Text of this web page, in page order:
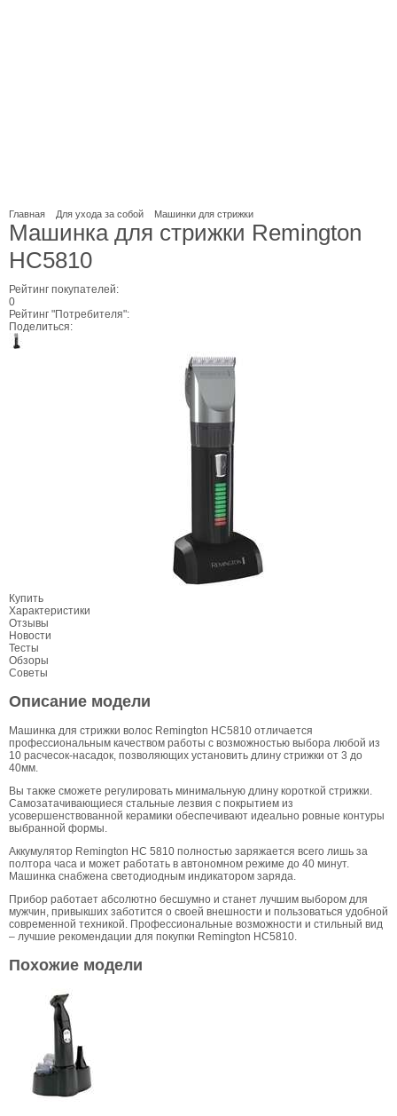
Главная Для ухода за собой Машинки для стрижки
Машинка для стрижки Remington
HC5810
Рейтинг покупателей:
0
Рейтинг "Потребителя":
Поделиться:
Купить
Характеристики
Отзывы
Новости
Тесты
Обзоры
Советы
Описание модели
Машинка для стрижки волос Remington HC5810 отличается
профессиональным качеством работы с возможностью выбора любой из
10 расчесок-насадок, позволяющих установить длину стрижки от 3 до
40мм.
Вы также сможете регулировать минимальную длину короткой стрижки.
Самозатачивающиеся стальные лезвия с покрытием из
усовершенствованной керамики обеспечивают идеально ровные контуры
выбранной формы.
Аккумулятор Remington HC 5810 полностью заряжается всего лишь за
полтора часа и может работать в автономном режиме до 40 минут.
Машинка снабжена светодиодным индикатором заряда.
Прибор работает абсолютно бесшумно и станет лучшим выбором для
мужчин, привыкших заботится о своей внешности и пользоваться удобной
современной техникой. Профессиональные возможности и стильный вид
– лучшие рекомендации для покупки Remington HC5810.
Похожие модели